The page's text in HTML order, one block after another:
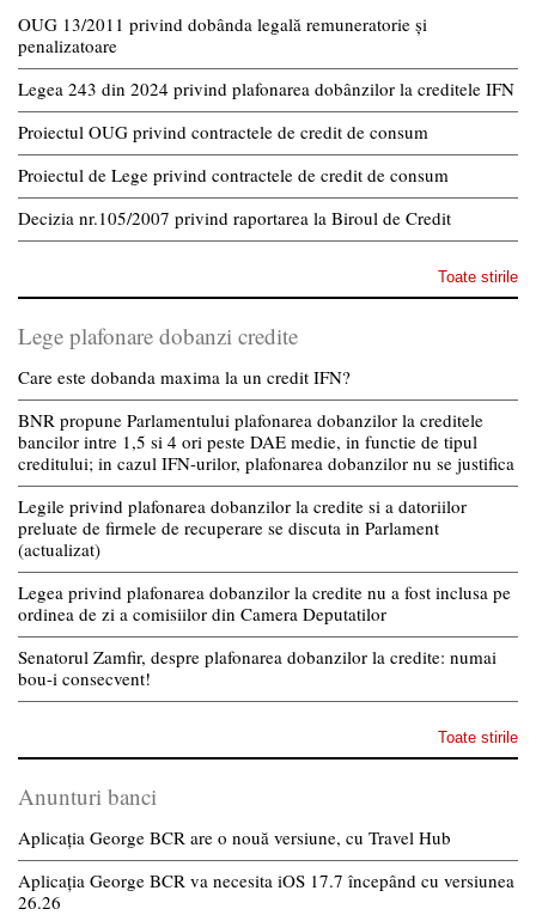
OUG 13/2011 privind dobânda legală remuneratorie și
penalizatoare
Legea 243 din 2024 privind plafonarea dobânzilor la creditele IFN
Proiectul OUG privind contractele de credit de consum
Proiectul de Lege privind contractele de credit de consum
Decizia nr.105/2007 privind raportarea la Biroul de Credit
Toate stirile
Lege plafonare dobanzi credite
Care este dobanda maxima la un credit IFN?
BNR propune Parlamentului plafonarea dobanzilor la creditele
bancilor intre 1,5 si 4 ori peste DAE medie, in functie de tipul
creditului; in cazul IFN-urilor, plafonarea dobanzilor nu se justifica
Legile privind plafonarea dobanzilor la credite si a datoriilor
preluate de firmele de recuperare se discuta in Parlament
(actualizat)
Legea privind plafonarea dobanzilor la credite nu a fost inclusa pe
ordinea de zi a comisiilor din Camera Deputatilor
Senatorul Zamfir, despre plafonarea dobanzilor la credite: numai
bou-i consecvent!
Toate stirile
Anunturi banci
Aplicația George BCR are o nouă versiune, cu Travel Hub
Aplicația George BCR va necesita iOS 17.7 începând cu versiunea
26.26